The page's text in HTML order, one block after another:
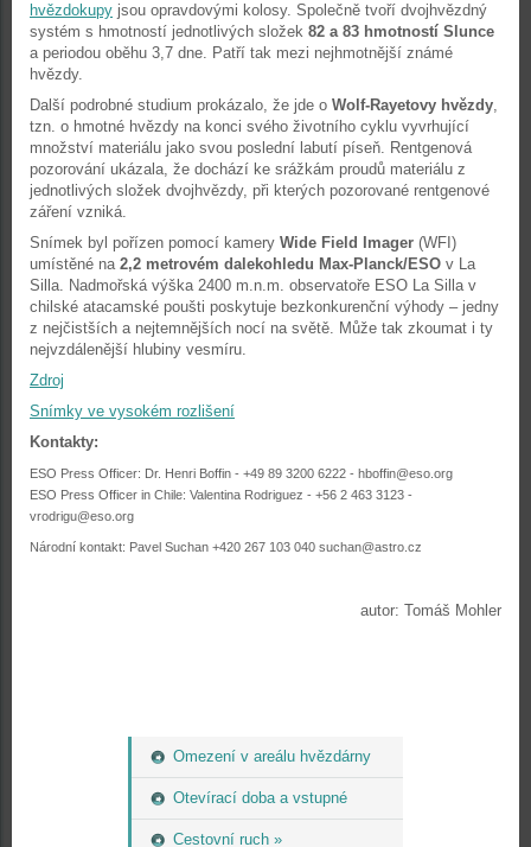
Omezení v areálu hvězdárny
Otevírací doba a vstupné
Cestovní ruch »
hvězdokupy jsou opravdovými kolosy. Společně tvoří dvojhvězdný
systém s hmotností jednotlivých složek 82 a 83 hmotností Slunce
a periodou oběhu 3,7 dne. Patří tak mezi nejhmotnější známé
hvězdy.
Další podrobné studium prokázalo, že jde o Wolf-Rayetovy hvězdy,
tzn. o hmotné hvězdy na konci svého životního cyklu vyvrhující
množství materiálu jako svou poslední labutí píseň. Rentgenová
pozorování ukázala, že dochází ke srážkám proudů materiálu z
jednotlivých složek dvojhvězdy, při kterých pozorované rentgenové
záření vzniká.
Snímek byl pořízen pomocí kamery Wide Field Imager (WFI)
umístěné na 2,2 metrovém dalekohledu Max-Planck/ESO v La
Silla. Nadmořská výška 2400 m.n.m. observatoře ESO La Silla v
chilské atacamské poušti poskytuje bezkonkurenční výhody – jedny
z nejčistších a nejtemnějších nocí na světě. Může tak zkoumat i ty
nejvzdálenější hlubiny vesmíru.
Zdroj
Snímky ve vysokém rozlišení
Kontakty:
ESO Press Officer: Dr. Henri Boffin - +49 89 3200 6222 - hboffin@eso.org
ESO Press Officer in Chile: Valentina Rodriguez - +56 2 463 3123 -
vrodrigu@eso.org
Národní kontakt: Pavel Suchan +420 267 103 040 suchan@astro.cz
autor: Tomáš Mohler